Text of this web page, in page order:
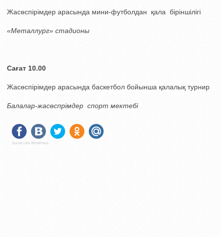
Жасөспірімдер арасында мини-футболдан қала біріншілігі
«Металлург» стадионы
Сағат 10.00
Жасөспірімдер арасында баскетбол бойынша қалалық турнир
Балалар-жасөспрімдер спорт мектебі
Social Like WordPress